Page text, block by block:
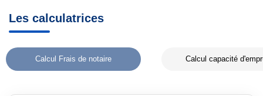
Les calculatrices
Calcul Frais de notaire Calcul capacité